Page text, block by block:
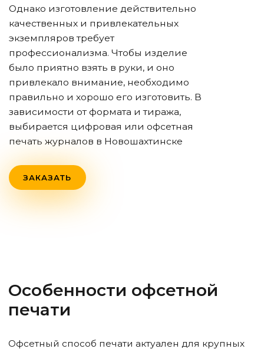
Однако изготовление действительно
качественных и привлекательных
экземпляров требует
профессионализма. Чтобы изделие
было приятно взять в руки, и оно
привлекало внимание, необходимо
правильно и хорошо его изготовить. В
зависимости от формата и тиража,
выбирается цифровая или офсетная
печать журналов в Новошахтинске
ЗАКАЗАТЬ
Особенности офсетной
печати
Офсетный способ печати актуален для крупных